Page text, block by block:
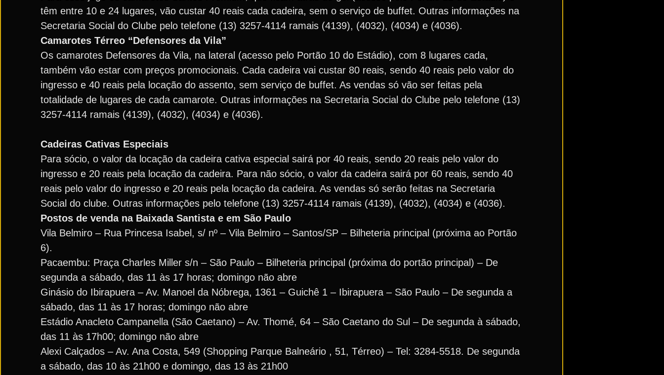
têm entre 10 e 24 lugares, vão custar 40 reais cada cadeira, sem o serviço de buffet. Outras informações na
Secretaria Social do Clube pelo telefone (13) 3257-4114 ramais (4139), (4032), (4034) e (4036).
Camarotes Térreo “Defensores da Vila”
Os camarotes Defensores da Vila, na lateral (acesso pelo Portão 10 do Estádio), com 8 lugares cada,
também vão estar com preços promocionais. Cada cadeira vai custar 80 reais, sendo 40 reais pelo valor do
ingresso e 40 reais pela locação do assento, sem serviço de buffet. As vendas só vão ser feitas pela
totalidade de lugares de cada camarote. Outras informações na Secretaria Social do Clube pelo telefone (13)
3257-4114 ramais (4139), (4032), (4034) e (4036).
Cadeiras Cativas Especiais
Para sócio, o valor da locação da cadeira cativa especial sairá por 40 reais, sendo 20 reais pelo valor do
ingresso e 20 reais pela locação da cadeira. Para não sócio, o valor da cadeira sairá por 60 reais, sendo 40
reais pelo valor do ingresso e 20 reais pela locação da cadeira. As vendas só serão feitas na Secretaria
Social do clube. Outras informações pelo telefone (13) 3257-4114 ramais (4139), (4032), (4034) e (4036).
Postos de venda na Baixada Santista e em São Paulo
Vila Belmiro – Rua Princesa Isabel, s/ nº – Vila Belmiro – Santos/SP – Bilheteria principal (próxima ao Portão
6).
Pacaembu: Praça Charles Miller s/n – São Paulo – Bilheteria principal (próxima do portão principal) – De
segunda a sábado, das 11 às 17 horas; domingo não abre
Ginásio do Ibirapuera – Av. Manoel da Nóbrega, 1361 – Guichê 1 – Ibirapuera – São Paulo – De segunda a
sábado, das 11 às 17 horas; domingo não abre
Estádio Anacleto Campanella (São Caetano) – Av. Thomé, 64 – São Caetano do Sul – De segunda à sábado,
das 11 às 17h00; domingo não abre
Alexi Calçados – Av. Ana Costa, 549 (Shopping Parque Balneário , 51, Térreo) – Tel: 3284-5518. De segunda
a sábado, das 10 às 21h00 e domingo, das 13 às 21h00